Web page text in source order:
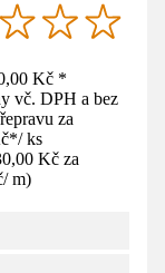
Kč *
vč. DPH a bez
za
*/ ks
Kč za
/ m)